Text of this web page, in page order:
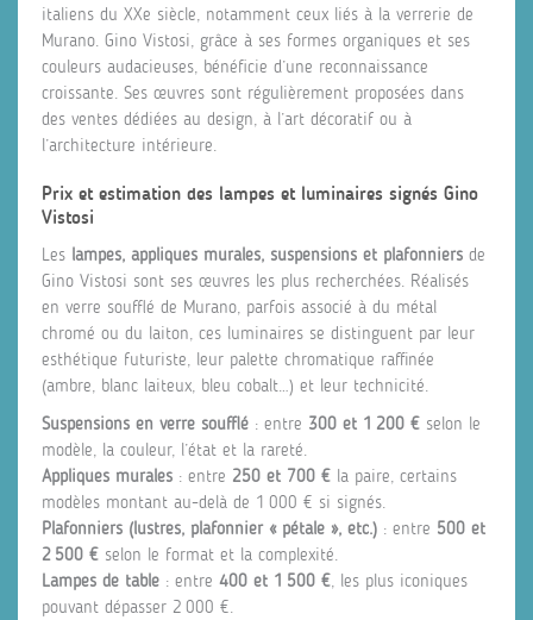
italiens du XXe siècle, notamment ceux liés à la verrerie de
Murano. Gino Vistosi, grâce à ses formes organiques et ses
couleurs audacieuses, bénéficie d’une reconnaissance
croissante. Ses œuvres sont régulièrement proposées dans
des ventes dédiées au design, à l’art décoratif ou à
l’architecture intérieure.
Prix et estimation des lampes et luminaires signés Gino
Vistosi
Les lampes, appliques murales, suspensions et plafonniers de
Gino Vistosi sont ses œuvres les plus recherchées. Réalisés
en verre soufflé de Murano, parfois associé à du métal
chromé ou du laiton, ces luminaires se distinguent par leur
esthétique futuriste, leur palette chromatique raffinée
(ambre, blanc laiteux, bleu cobalt…) et leur technicité.
Suspensions en verre soufflé : entre 300 et 1 200 € selon le
modèle, la couleur, l’état et la rareté.
Appliques murales : entre 250 et 700 € la paire, certains
modèles montant au-delà de 1 000 € si signés.
Plafonniers (lustres, plafonnier « pétale », etc.) : entre 500 et
2 500 € selon le format et la complexité.
Lampes de table : entre 400 et 1 500 €, les plus iconiques
pouvant dépasser 2 000 €.